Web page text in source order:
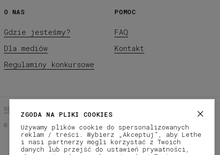
O NAS
Gdzie jesteśmy?
Dla mediów
Regulaminy konkursowe
POMOC
FAQ
Kontakt
REGULAMIN SKLEPU
©
2026 LETHE Co.
ZGODA NA PLIKI COOKIES
Używamy plików cookie do spersonalizowanych
reklam / treści. Wybierz „Akceptuj”, aby Lethe
i nasi partnerzy mogli korzystać z Twoich
danych lub przejść do ustawień prywatności,
Subscribe to our newsletter